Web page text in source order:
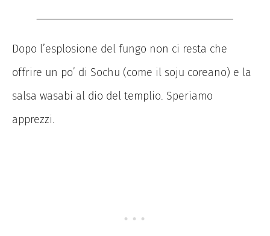
Dopo l’esplosione del fungo non ci resta che
offrire un po’ di Sochu (come il soju coreano) e la
salsa wasabi al dio del templio. Speriamo
apprezzi.